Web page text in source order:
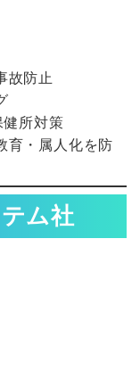
故防止
所対策
育・属人化を防
ム社